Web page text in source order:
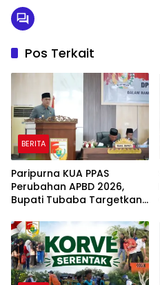
Pos Terkait
BERITA
Paripurna KUA PPAS
Perubahan APBD 2026,
Bupati Tubaba Targetkan
Rp820,3 Miliar